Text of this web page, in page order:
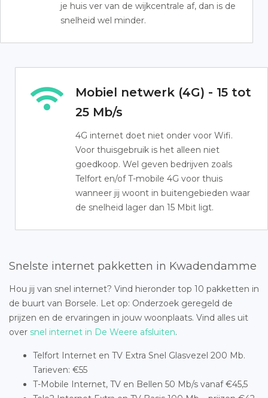
je huis ver van de wijkcentrale af, dan is de
snelheid wel minder.
Mobiel netwerk (4G) - 15 tot
25 Mb/s
4G internet doet niet onder voor Wifi.
Voor thuisgebruik is het alleen niet
goedkoop. Wel geven bedrijven zoals
Telfort en/of T-mobile 4G voor thuis
wanneer jij woont in buitengebieden waar
de snelheid lager dan 15 Mbit ligt.
Snelste internet pakketten in Kwadendamme
Hou jij van snel internet? Vind hieronder top 10 pakketten in
de buurt van Borsele. Let op: Onderzoek geregeld de
prijzen en de ervaringen in jouw woonplaats. Vind alles uit
over snel internet in De Weere afsluiten.
Telfort Internet en TV Extra Snel Glasvezel 200 Mb.
Tarieven: €55
T-Mobile Internet, TV en Bellen 50 Mb/s vanaf €45,5